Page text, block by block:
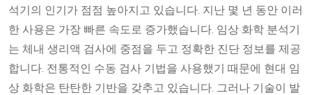
석기의 인기가 점점 높아지고 있습니다. 지난 몇 년 동안 이러
한 사용은 가장 빠른 속도로 증가했습니다. 임상 화학 분석기
는 체내 생리액 검사에 중점을 두고 정확한 진단 정보를 제공
합니다. 전통적인 수동 검사 기법을 사용했기 때문에 현대 임
상 화학은 탄탄한 기반을 갖추고 있습니다. 그러나 기술이 발